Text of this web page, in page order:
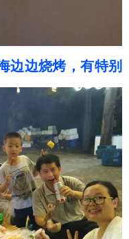
边边烧烤，有特别